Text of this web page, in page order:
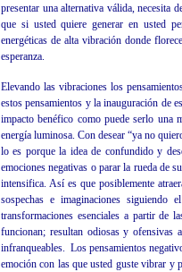
presentar una alternativa válida, necesita
que si usted quiere generar en usted
energéticas de alta vibración donde
esperanza.
Elevando las vibraciones los
estos pensamientos y la inauguración de
impacto benéfico como puede serlo una
energía luminosa. Con desear “ya no
lo es porque la idea de confundido y
emociones negativas o parar la rueda de
intensifica. Así es que posiblemente
sospechas e imaginaciones siguiendo
transformaciones esenciales a partir de
funcionan; resultan odiosas y ofensivas
infranqueables. Los pensamientos
emoción con las que usted guste vibrar y